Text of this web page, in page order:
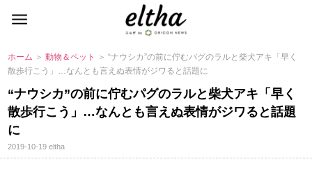
ホーム ＞動物＆ペット
＞ “ナウシカ”の前に佇むパグのラルと柴犬アキ「早く
散歩行こう」…なんとも言えぬ表情がジワると話題に
“ナウシカ”の前に佇むパグのラルと柴犬アキ「早く
散歩行こう」…なんとも言えぬ表情がジワると話題
に
2019-10-19eltha